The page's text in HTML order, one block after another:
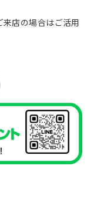
店の場合はご活用